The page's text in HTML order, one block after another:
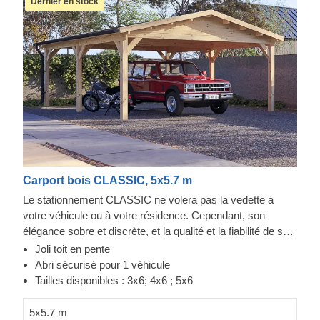
Carport bois CLASSIC, 5x5.7 m
Le stationnement CLASSIC ne volera pas la vedette à
votre véhicule ou à votre résidence. Cependant, son
élégance sobre et discrète, et la qualité et la fiabilité de sa
construction font toute la différence. Vous aurez un accès
facile aux deux côtés de votre voiture pour l'entretien ou la
réparation, tout en conservant de l'espace pour du
dès l'assemblage terminé. Les options en extra incluent
Joli toit en pente
Abri sécurisé pour 1 véhicule
Tailles disponibles : 3x6; 4x6 ; 5x6
5x5.7 m